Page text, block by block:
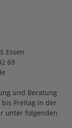
Essen
69
und Beratung
Freitag in der
unter folgenden